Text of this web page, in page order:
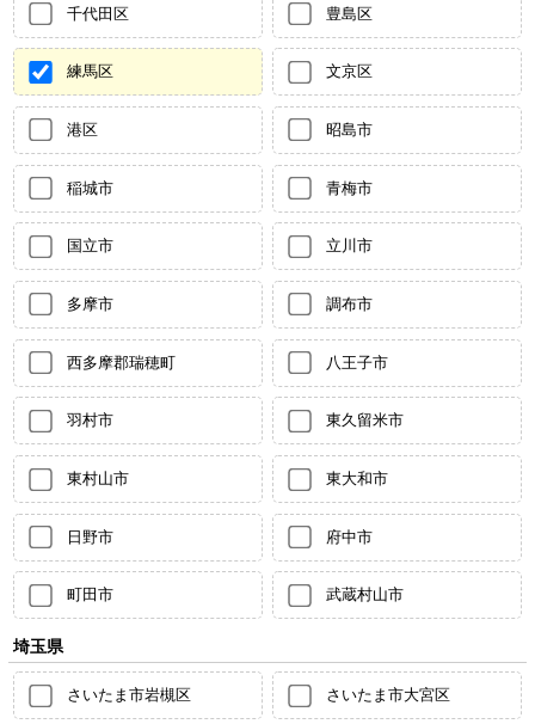
千代田区 豊島区
練馬区 文京区
港区 昭島市
稲城市 青梅市
国立市 立川市
多摩市 調布市
西多摩郡瑞穂町 八王子市
羽村市 東久留米市
東村山市 東大和市
日野市 府中市
町田市 武蔵村山市
埼玉県
さいたま市岩槻区 さいたま市大宮区